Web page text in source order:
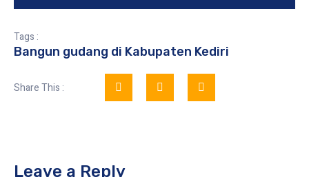
Tags :
Bangun gudang di Kabupaten Kediri
Share This :
Leave a Reply